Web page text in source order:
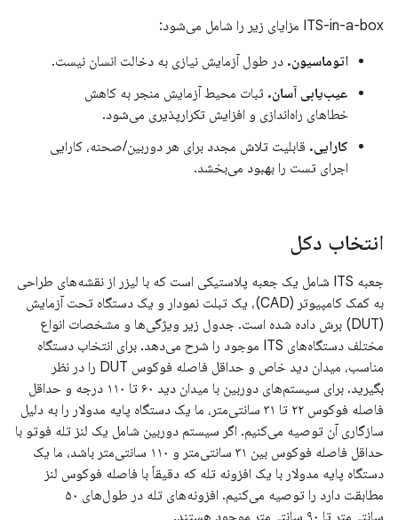
ITS-in-a-box مزایای زیر را شامل می‌شود:
اتوماسیون. در طول آزمایش نیازی به دخالت انسان نیست.
عیب‌یابی آسان. ثبات محیط آزمایش منجر به کاهش
خطاهای راه‌اندازی و افزایش تکرارپذیری می‌شود.
کارایی. قابلیت تلاش مجدد برای هر دوربین/صحنه، کارایی
اجرای تست را بهبود می‌بخشد.
انتخاب دکل
جعبه ITS شامل یک جعبه پلاستیکی است که با لیزر از نقشه‌های طراحی
به کمک کامپیوتر (CAD)، یک تبلت نمودار و یک دستگاه تحت آزمایش
(DUT) برش داده شده است. جدول زیر ویژگی‌ها و مشخصات انواع
مختلف دستگاه‌های ITS موجود را شرح می‌دهد. برای انتخاب دستگاه
مناسب، میدان دید خاص و حداقل فاصله فوکوس DUT را در نظر
بگیرید. برای سیستم‌های دوربین با میدان دید ۶۰ تا ۱۱۰ درجه و حداقل
فاصله فوکوس ۲۲ تا ۳۱ سانتی‌متر، ما یک دستگاه پایه مدولار را به دلیل
سازگاری آن توصیه می‌کنیم. اگر سیستم دوربین شامل یک لنز تله فوتو با
حداقل فاصله فوکوس بین ۳۱ سانتی‌متر و ۱۱۰ سانتی‌متر باشد، ما یک
دستگاه پایه مدولار با یک افزونه تله که دقیقاً با فاصله فوکوس لنز
مطابقت دارد را توصیه می‌کنیم. افزونه‌های تله در طول‌های ۵۰
سانتی‌متر تا ۹۰ سانتی‌متر موجود هستند.